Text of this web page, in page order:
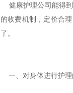
健康护理公司能得到
的收费机制，定价合
了。
一、对身体进行护理